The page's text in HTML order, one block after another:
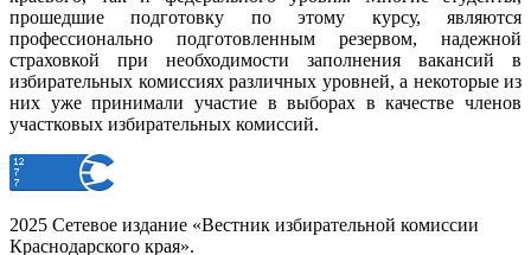
прошедшие подготовку по этому курсу, являются
профессионально подготовленным резервом, надежной
страховкой при необходимости заполнения вакансий в
избирательных комиссиях различных уровней, а некоторые из
них уже принимали участие в выборах в качестве членов
участковых избирательных комиссий.
2025 Сетевое издание «Вестник избирательной комиссии
Краснодарского края».